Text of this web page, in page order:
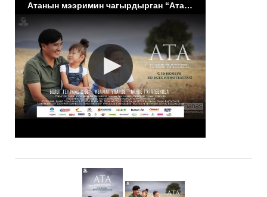
Атанын мээримин чагырдырган “Ата” тасмасы чыгат